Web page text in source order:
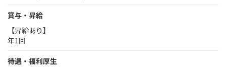
賞与・昇給
【昇給あり】
年1回
待遇・福利厚生